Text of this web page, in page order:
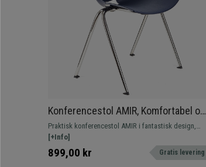
Konferencestol AMIR, Komfortabel og
praktisk, Stabelbar, Blå Farve
Praktisk konferencestol AMIR i fantastisk design,
der giver et moderne udseende til venteværelser
eller mødelokaler. Fås i forskellige farver.
[+Info]
899,00 kr Gratis levering